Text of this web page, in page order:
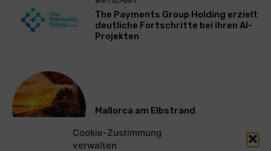
Cookie-Zustimmung
verwalten
The Payments Group Holding erzielt
deutliche Fortschritte bei ihren AI-
Projekten
Mallorca am Elbstrand